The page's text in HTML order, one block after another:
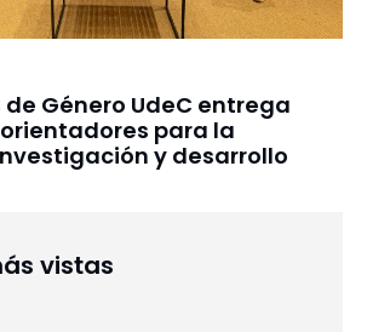
de Género UdeC entrega
para la
y desarrollo
vistas